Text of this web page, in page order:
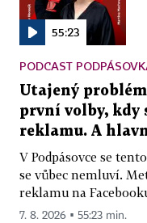
55:23
PODCAST
Utajený
první volby,
reklamu. A
V Podpásovce se
se vůbec nemluví.
reklamu na
7. 8. 2026 ▪ 55:23 min.